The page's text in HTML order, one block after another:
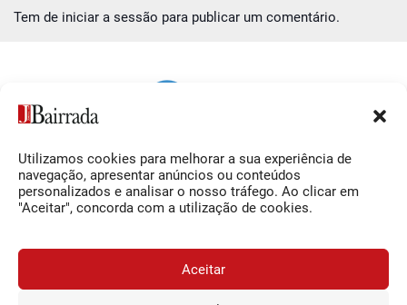
Utilizamos cookies para melhorar a sua experiência de
navegação, apresentar anúncios ou conteúdos
personalizados e analisar o nosso tráfego. Ao clicar em
"Aceitar", concorda com a utilização de cookies.
Aceitar
Tem de iniciar a sessão para publicar um comentário.
Siga-nos
Facebook
O Jornal da Bairrada
Contactos
Termos e Condições